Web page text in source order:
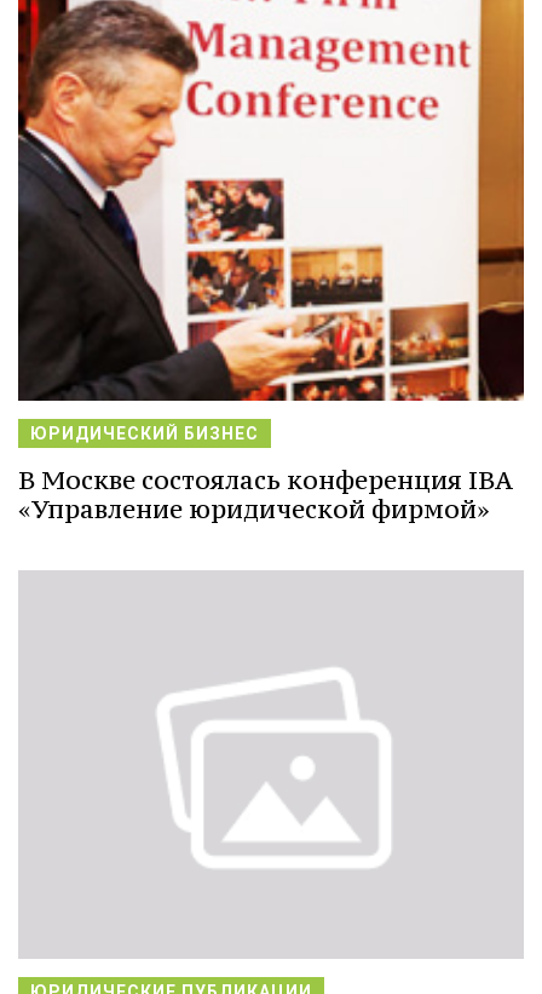
ЮРИДИЧЕСКИЙ БИЗНЕС
В Москве состоялась конференция IBA
«Управление юридической фирмой»